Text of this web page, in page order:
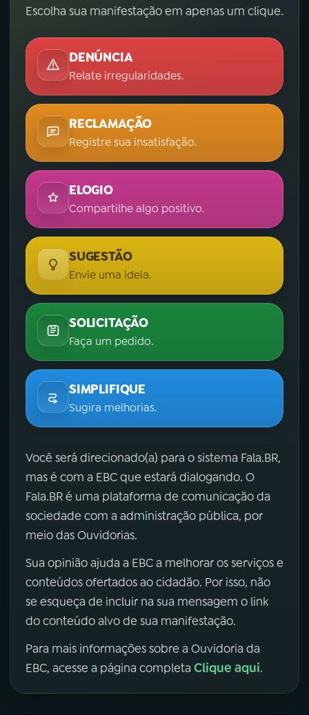
Escolha sua manifestação em apenas um clique.
DENÚNCIA
Relate irregularidades.
RECLAMAÇÃO
Registre sua insatisfação.
ELOGIO
Compartilhe algo positivo.
SUGESTÃO
Envie uma ideia.
SOLICITAÇÃO
Faça um pedido.
SIMPLIFIQUE
Sugira melhorias.
Você será direcionado(a) para o sistema Fala.BR,
mas é com a EBC que estará dialogando. O
Fala.BR é uma plataforma de comunicação da
sociedade com a administração pública, por
meio das Ouvidorias.
Sua opinião ajuda a EBC a melhorar os serviços e
conteúdos ofertados ao cidadão. Por isso, não
se esqueça de incluir na sua mensagem o link
do conteúdo alvo de sua manifestação.
Para mais informações sobre a Ouvidoria da
EBC, acesse a página completa Clique aqui.